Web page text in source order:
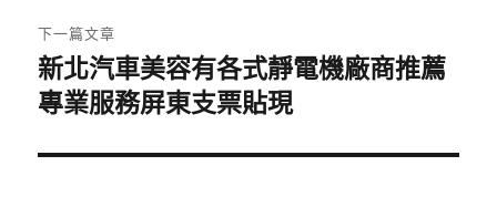
章:
下一篇文章
下
一
文
新北汽車美容有各式靜電機廠商推薦
專業服務屏東支票貼現